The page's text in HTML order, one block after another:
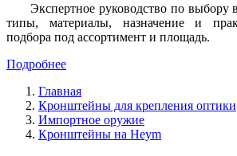
Экспертное руководство по выбору
типы, материалы, назначение и
подбора под ассортимент и площадь.
Подробнее
Главная
Кронштейны для крепления оптики
Импортное оружие
Кронштейны на Heym